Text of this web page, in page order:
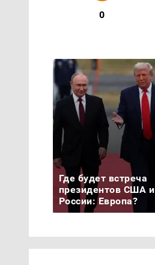
0
Где будет встреча
президентов США и
России: Европа?